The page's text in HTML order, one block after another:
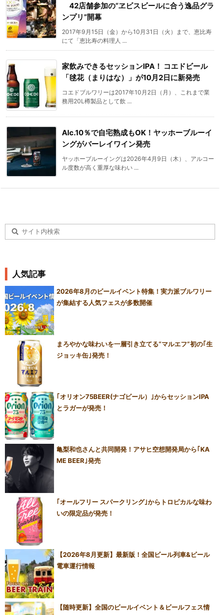
42店舗参加の“ヱビスビールに合う逸品グラ
ンプリ”開幕
2017年9月15日（金）から10月31日（火）まで、恵比寿
にて「恵比寿の料理人 ...
家飲みできるセッションIPA！ コエドビール
「毬花（まりはな）」が10月2日に新発売
コエドブルワリーは2017年10月2日（月）、これまで業
務用20L樽製品として飲 ...
Alc.10％で自宅熟成もOK！ヤッホーブルーイ
ングがバーレイワイン発売
ヤッホーブルーイングは2026年4月9日（木）、アルコー
ル度数が高く重厚な味わい ...
人気記事
2026年8月のビールイベント特集！実力派ブルワリー
が集結する人気フェスが多数開催
まろやかな味わいを一層引き立てる“マルエフ”初の｢生
ジョッキ缶｣発売！
｢オリオン75BEER(ナゴビール）｣からセッションIPA
とラガーが発売！
亀梨和也さんと共同開発！アサヒ空想開発局から｢KA
ME BEER｣発売
｢オールフリー スパークリング｣からトロピカルな味わ
いの限定品が発売！
【2026年8月更新】最新版！全国ビール列車&ビール
電車運行情報
【随時更新】全国のビールイベント＆ビールフェス情